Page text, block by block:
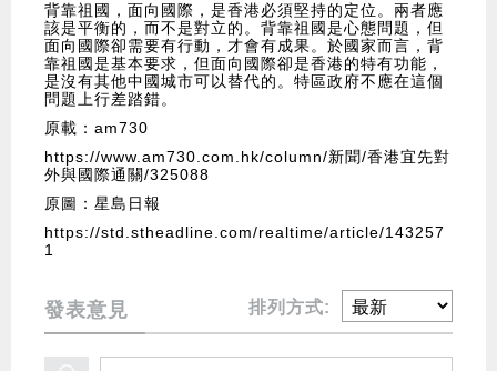
背靠祖國，面向國際，是香港必須堅持的定位。兩者應
該是平衡的，而不是對立的。背靠祖國是心態問題，但
面向國際卻需要有行動，才會有成果。於國家而言，背
靠祖國是基本要求，但面向國際卻是香港的特有功能，
是沒有其他中國城市可以替代的。特區政府不應在這個
問題上行差踏錯。
原載：am730
https://www.am730.com.hk/column/新聞/香港宜先對
外與國際通關/325088
原圖：星島日報
https://std.stheadline.com/realtime/article/143257
1
發表意見 排列方式: